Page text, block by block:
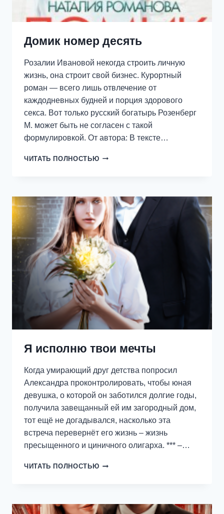
Домик номер десять
Розалии Ивановой некогда строить личную
жизнь, она строит свой бизнес. Курортный
роман — всего лишь отвлечение от
каждодневных будней и порция здорового
секса. Вот только русский богатырь Розенберг
М. может быть не согласен с такой
формулировкой. От автора: В тексте…
ЧИТАТЬ ПОЛНОСТЬЮ ДОМИК
Я исполню твои мечты
Когда умирающий друг детства попросил
Александра проконтролировать, чтобы юная
девушка, о которой он заботился долгие годы,
получила завещанный ей им загородный дом,
тот ещё не догадывался, насколько эта
встреча перевернёт его жизнь – жизнь
пресыщенного и циничного олигарха. *** –…
ЧИТАТЬ ПОЛНОСТЬЮ Я